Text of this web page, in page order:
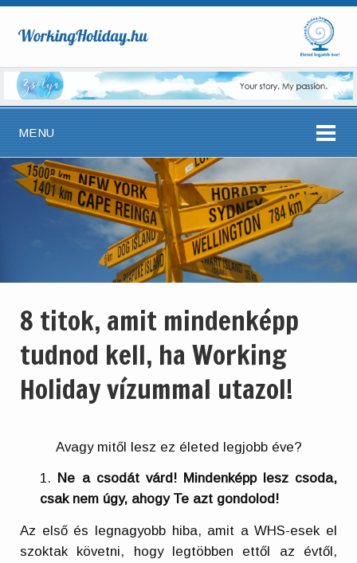
MENU
8 titok, amit mindenképp
tudnod kell, ha Working
Holiday vízummal utazol!
Avagy mitől lesz ez életed legjobb éve?
Ne a csodát várd! Mindenképp lesz csoda,
csak nem úgy, ahogy Te azt gondolod!
Az első és legnagyobb hiba, amit a WHS-esek el
szoktak követni, hogy legtöbben ettől az évtől,